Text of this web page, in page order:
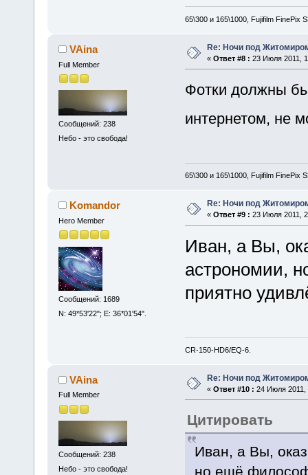
65\300 и 165\1000, Fujifilm FinePix
VAina
Full Member
Сообщений: 238
Небо - это свобода!
Re: Ночи под
« Ответ #8 : 23 Июля 2011,
Фотки должны
интернетом, не
65\300 и 165\1000, Fujifilm FinePix
Komandor
Hero Member
Сообщений: 1689
N: 49*53'22"; E: 36*01'54".
Re: Ночи под
« Ответ #9 : 23 Июля 2011,
Иван, а Вы,
астрономии,
приятно
CR-150-HD6/EQ-6.
VAina
Full Member
Сообщений: 238
Небо - это свобода!
Re: Ночи под
« Ответ #10 : 24 Июля 2011,
Цитировать
Иван, а Вы,
но ещё